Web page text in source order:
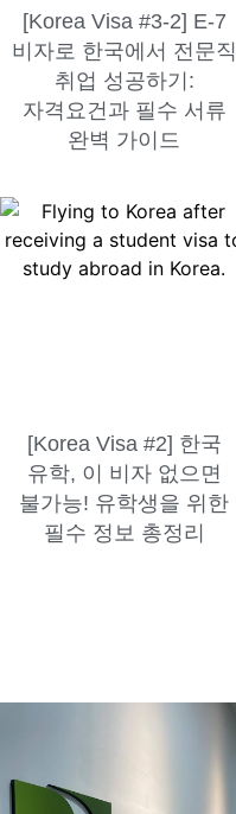
[Korea Visa #3-2] E-7
비자로 한국에서 전문직
취업 성공하기:
자격요건과 필수 서류
완벽 가이드
[Korea Visa #2] 한국
유학, 이 비자 없으면
불가능! 유학생을 위한
필수 정보 총정리